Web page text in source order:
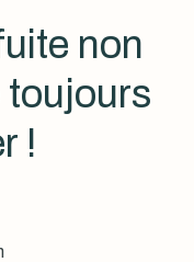
non
toujours
!